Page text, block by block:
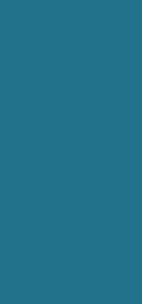
impede as
um décimo da
nenhum
Keynes
da Universidade
Estados Unidos
1600 bancos
70, Lisboa,
mas gerou
é promulgado o
Com a criação do